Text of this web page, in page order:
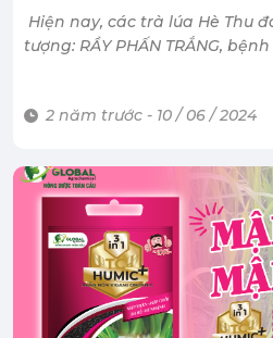
Hiện nay, các trà lúa Hè Thu
tượng: RẦY PHẤN TRẮNG, bệnh
2 năm trước - 10 / 06 / 2024